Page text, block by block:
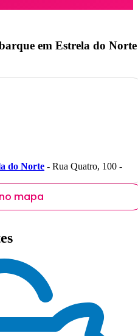
em Estrela do Norte
do Norte - Rua Quatro, 100 -
mapa